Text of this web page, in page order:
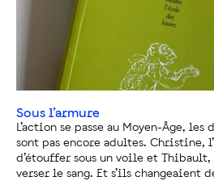
Sous l’armure
L’action se passe au Moyen-Âge,
sont pas encore adultes. Christine,
d’étouffer sous un voile et
verser le sang. Et s’ils changeaient